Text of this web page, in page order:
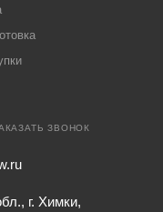
ЗВОНОК
г. Химки,